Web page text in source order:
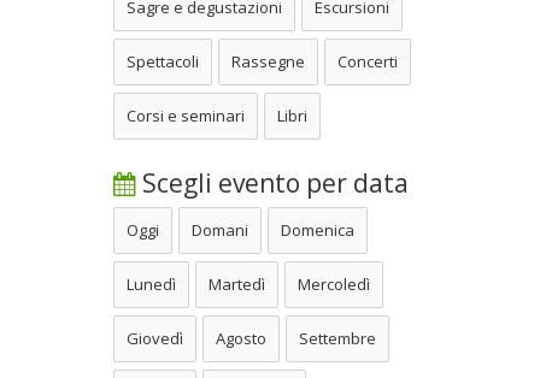
Sagre e degustazioni Escursioni
Spettacoli Rassegne Concerti
Corsi e seminari Libri
Scegli evento per data
Oggi Domani Domenica
Lunedì Martedì Mercoledì
Giovedì Agosto Settembre